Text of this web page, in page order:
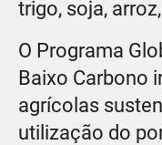
trigo, soja,
O Programa
Baixo Carbono
agrícolas
utilização do